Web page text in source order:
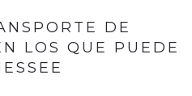
DE
LOS QUE PUEDE